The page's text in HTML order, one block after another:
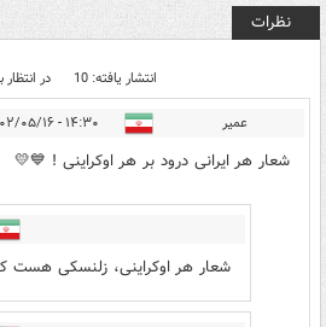
نظرات
انتشار یافته: 10 در
عمیر ۱۴:۳۰ - ۱۴۰۲/۰۵/۱۶
شعار هر ایرانی درود بر هر اوکراینی ! 💙💛
شعار هر اوکراینی، زلنسکی هست